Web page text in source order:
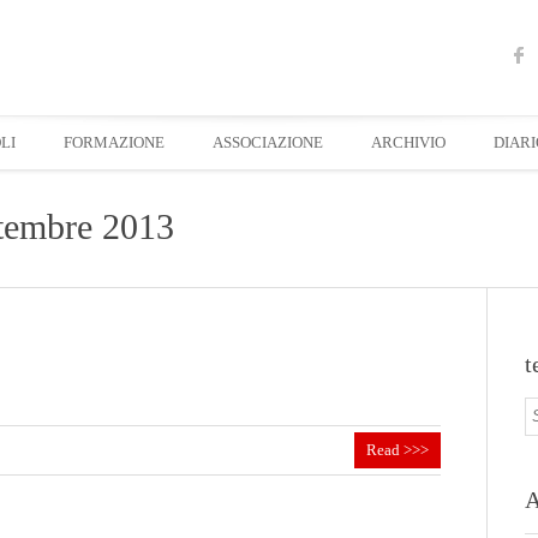
FORMAZIONE ASSOCIAZIONE ARCHIVIO
2013
Read >>>